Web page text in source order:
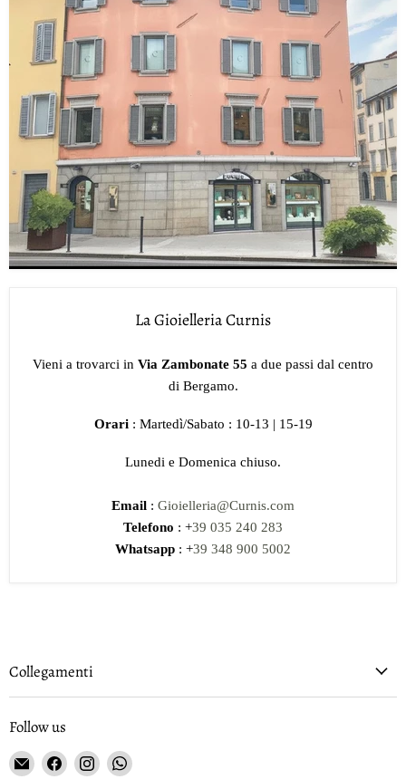
La Gioielleria Curnis
Vieni a trovarci in Via Zambonate 55 a due passi dal centro
di Bergamo.
Orari : Martedì/Sabato : 10-13 | 15-19
Lunedi e Domenica chiuso.
Email : Gioielleria@Curnis.com
Telefono : +39 035 240 283
Whatsapp : +39 348 900 5002
Collegamenti
Follow us
EmailFind
Find
Find